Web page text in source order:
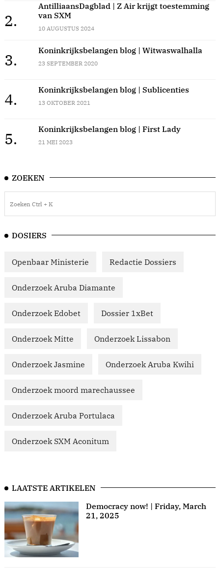
2.
AntilliaansDagblad | Z Air krijgt toestemming
van SXM
10 AUGUSTUS 2024
3.
Koninkrijksbelangen blog | Witwaswalhalla
23 SEPTEMBER 2020
4.
Koninkrijksbelangen blog | Sublicenties
13 OKTOBER 2021
5.
Koninkrijksbelangen blog | First Lady
21 MEI 2023
ZOEKEN
DOSIERS
Openbaar Ministerie Redactie Dossiers
Onderzoek Aruba Diamante
Onderzoek Edobet Dossier 1xBet
Onderzoek Mitte Onderzoek Lissabon
Onderzoek Jasmine Onderzoek Aruba Kwihi
Onderzoek moord marechaussee
Onderzoek Aruba Portulaca
Onderzoek SXM Aconitum
LAATSTE ARTIKELEN
Democracy now! | Friday, March
21, 2025